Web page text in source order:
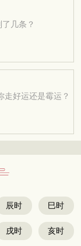
几条？
走好运还是霉运？
辰时 巳时
戌时 亥时